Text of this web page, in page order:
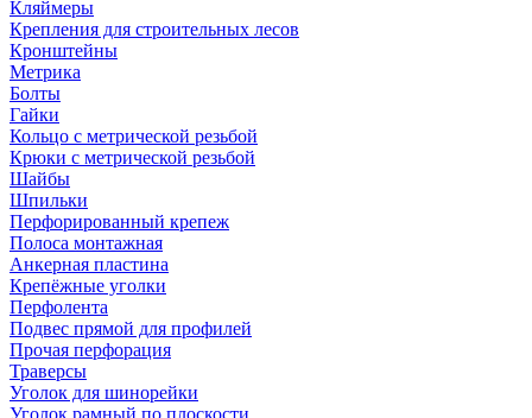
Кляймеры
Крепления для строительных лесов
Кронштейны
Метрика
Болты
Гайки
Кольцо с метрической резьбой
Крюки с метрической резьбой
Шайбы
Шпильки
Перфорированный крепеж
Полоса монтажная
Анкерная пластина
Крепёжные уголки
Перфолента
Подвес прямой для профилей
Прочая перфорация
Траверсы
Уголок для шинорейки
Уголок рамный по плоскости